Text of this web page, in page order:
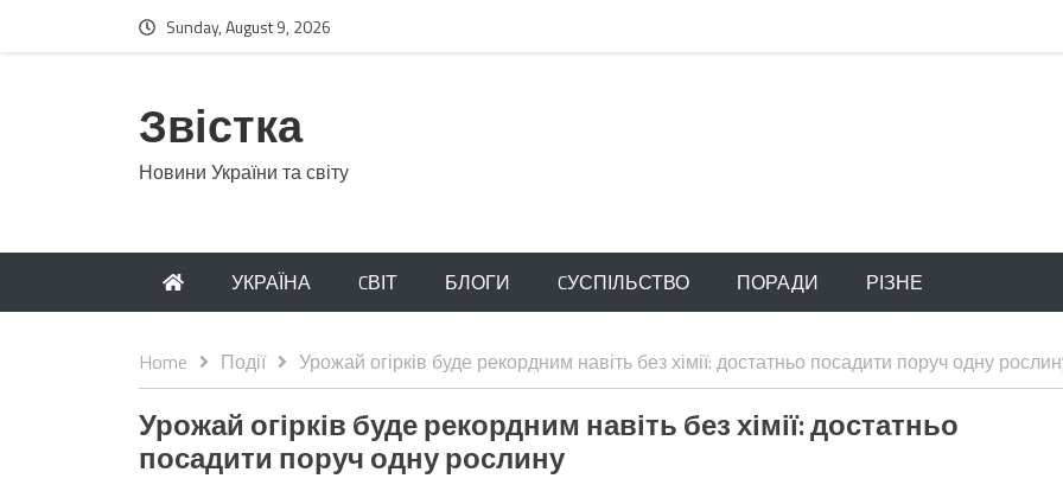
Sunday, August 9, 2026
Звістка
Новини України та світу
УКРАЇНА CВІТ БЛОГИ CУСПІЛЬСТВО ПОРАДИ РІЗНЕ
Home Події Урожай огірків буде рекордним навіть без хімії: достатньо посадити поруч одну
Урожай огірків буде рекордним навіть без хімії: достатньо
посадити поруч одну рослину